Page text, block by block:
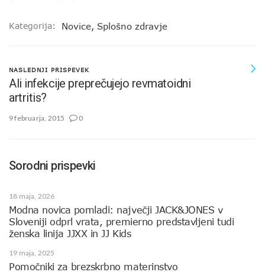
Kategorija: Novice, Splošno zdravje
NASLEDNJI PRISPEVEK
Ali infekcije preprečujejo revmatoidni
artritis?
9 februarja, 2015 0
Sorodni prispevki
18 maja, 2026
Modna novica pomladi: največji JACK&JONES v
Sloveniji odprl vrata, premierno predstavljeni tudi
ženska linija JJXX in JJ Kids
19 maja, 2025
Pomočniki za brezskrbno materinstvo